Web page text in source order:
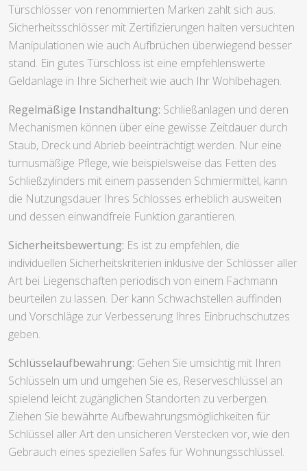
Türschlösser von renommierten Marken zahlt sich aus.
Sicherheitsschlösser mit Zertifizierungen halten versuchten
Manipulationen wie auch Aufbrüchen überwiegend besser
stand. Ein gutes Türschloss ist eine empfehlenswerte
Geldanlage in Ihre Sicherheit wie auch Ihr Wohlbehagen.
Regelmäßige Instandhaltung: Schließanlagen und deren
Mechanismen können über eine gewisse Zeitdauer durch
Staub, Dreck und Abrieb beeinträchtigt werden. Nur eine
turnusmäßige Pflege, wie beispielsweise das Fetten des
Schließzylinders mit einem passenden Schmiermittel, kann
die Nutzungsdauer Ihres Schlosses erheblich ausweiten
und dessen einwandfreie Funktion garantieren.
Sicherheitsbewertung: Es ist zu empfehlen, die
individuellen Sicherheitskriterien inklusive der Schlösser aller
Art bei Liegenschaften periodisch von einem Fachmann
beurteilen zu lassen. Der kann Schwachstellen auffinden
und Vorschläge zur Verbesserung Ihres Einbruchschutzes
geben.
Schlüsselaufbewahrung: Gehen Sie umsichtig mit Ihren
Schlüsseln um und umgehen Sie es, Reserveschlüssel an
spielend leicht zugänglichen Standorten zu verbergen.
Ziehen Sie bewährte Aufbewahrungsmöglichkeiten für
Schlüssel aller Art den unsicheren Verstecken vor, wie den
Gebrauch eines speziellen Safes für Wohnungsschlüssel.